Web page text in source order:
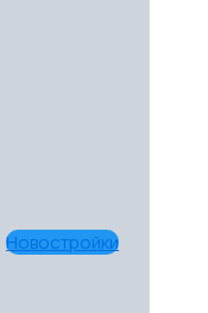
Новостройки